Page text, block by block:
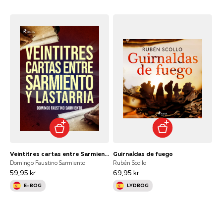
Veintitres cartas entre Sarmiento y Lastarria
Domingo Faustino Sarmiento
59,95 kr
E-BOG
Guirnaldas de fuego
Rubén Scollo
69,95 kr
LYDBOG